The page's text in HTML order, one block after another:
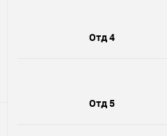
Отд 4
Отд 5